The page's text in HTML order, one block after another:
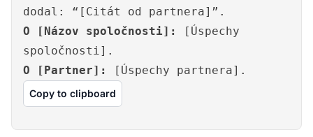
dodal: “[Citát od partnera]”.
O [Názov spoločnosti]:
[Úspechy
spoločnosti].
O [Partner]:
[Úspechy partnera].
Copy to clipboard